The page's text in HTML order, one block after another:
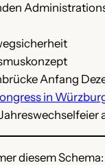
Anfang
in
diesem Schema: